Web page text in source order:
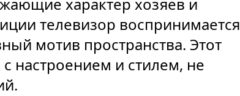
телевизор воспринимается
мотив пространства. Этот
настроением и стилем, не